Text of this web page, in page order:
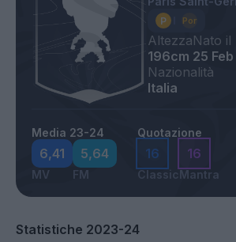
Altezza
196cm
Nato il
25
Nazionalità
Italia
Media 23-24
6,41
MV
5,64
FM
Quotazione
16
Classic
16
Mantra
Statistiche 2023-24